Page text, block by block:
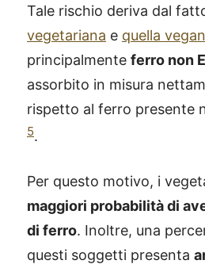
Tale rischio deriva dal
vegetariana e quella
principalmente ferro non
assorbito in misura
rispetto al ferro presente
5.
Per questo motivo, i
maggiori probabilità di
di ferro. Inoltre, una
questi soggetti presenta